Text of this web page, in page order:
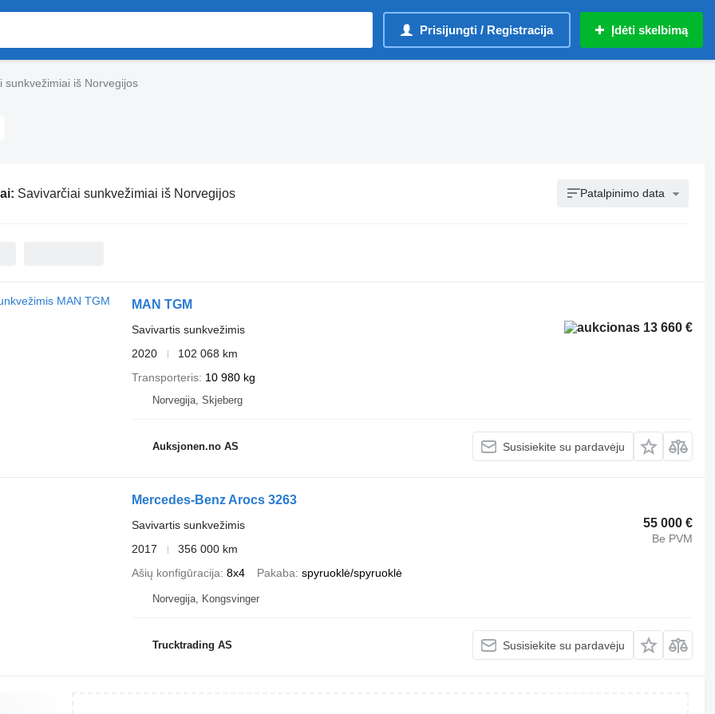
Prisijungti / Registracija Įdėti skelbimą
sunkvežimiai iš Norvegijos
Savivarčiai sunkvežimiai iš Norvegijos Patalpinimo data
MAN TGM
13 660 €
Savivartis sunkvežimis
2020
102 068 km
Transporteris 10 980 kg
Norvegija, Skjeberg
Auksjonen.no AS Susisiekite su pardavėju
Mercedes-Benz Arocs 3263
55 000 €
Be PVM
Savivartis sunkvežimis
2017
356 000 km
Ašių konfigūracija 8x4 Pakaba spyruoklė/spyruoklė
Norvegija, Kongsvinger
Trucktrading AS Susisiekite su pardavėju